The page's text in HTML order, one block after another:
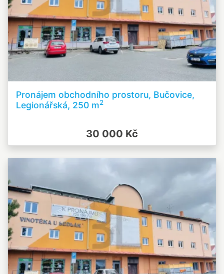
Pronájem obchodního prostoru, Bučovice,
Legionářská, 250 m2
30 000 Kč